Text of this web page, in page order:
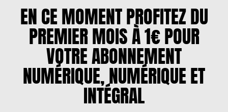
EN CE MOMENT PROFITEZ DU
PREMIER MOIS À 1€ POUR
VOTRE ABONNEMENT
NUMÉRIQUE, NUMÉRIQUE ET
INTÉGRAL